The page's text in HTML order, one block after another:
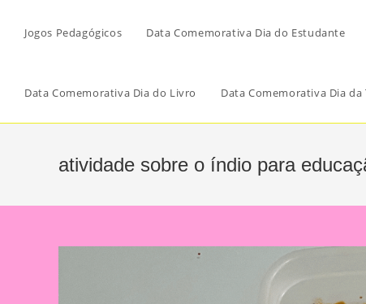
Jogos Pedagógicos Data Comemorativa Dia do Estudante
Data Comemorativa Dia do Livro Data Comemorativa Dia da
atividade sobre o índio para